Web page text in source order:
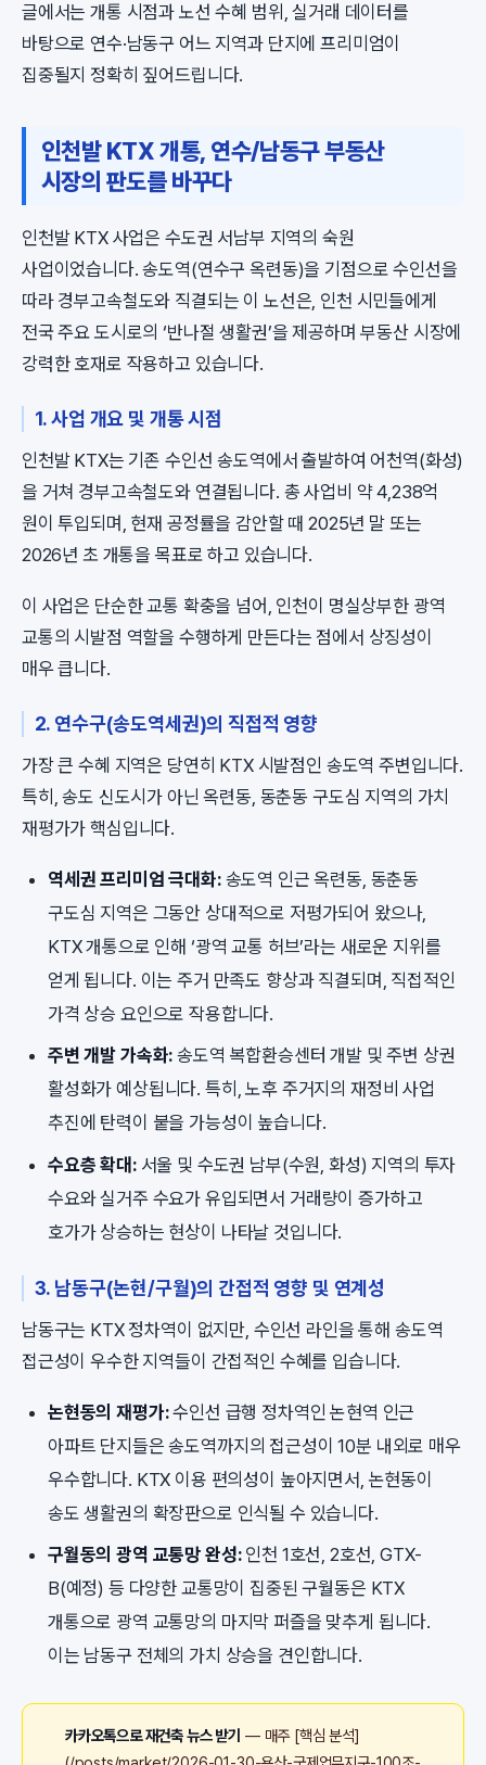
글에서는 개통 시점과 노선 수혜 범위, 실거래 데이터를
바탕으로 연수·남동구 어느 지역과 단지에 프리미엄이
집중될지 정확히 짚어드립니다.
인천발 KTX 개통, 연수/남동구 부동산
시장의 판도를 바꾸다
인천발 KTX 사업은 수도권 서남부 지역의 숙원
사업이었습니다. 송도역(연수구 옥련동)을 기점으로 수인선을
따라 경부고속철도와 직결되는 이 노선은, 인천 시민들에게
전국 주요 도시로의 ‘반나절 생활권’을 제공하며 부동산 시장에
강력한 호재로 작용하고 있습니다.
1. 사업 개요 및 개통 시점
인천발 KTX는 기존 수인선 송도역에서 출발하여 어천역(화성)
을 거쳐 경부고속철도와 연결됩니다. 총 사업비 약 4,238억
원이 투입되며, 현재 공정률을 감안할 때 2025년 말 또는
2026년 초 개통을 목표로 하고 있습니다.
이 사업은 단순한 교통 확충을 넘어, 인천이 명실상부한 광역
교통의 시발점 역할을 수행하게 만든다는 점에서 상징성이
매우 큽니다.
2. 연수구(송도역세권)의 직접적 영향
가장 큰 수혜 지역은 당연히 KTX 시발점인 송도역 주변입니다.
특히, 송도 신도시가 아닌 옥련동, 동춘동 구도심 지역의 가치
재평가가 핵심입니다.
역세권 프리미엄 극대화:송도역 인근 옥련동, 동춘동
구도심 지역은 그동안 상대적으로 저평가되어 왔으나,
KTX 개통으로 인해 ‘광역 교통 허브’라는 새로운 지위를
얻게 됩니다. 이는 주거 만족도 향상과 직결되며, 직접적인
가격 상승 요인으로 작용합니다.
주변 개발 가속화: 송도역 복합환승센터 개발 및 주변 상권
활성화가 예상됩니다. 특히, 노후 주거지의 재정비 사업
추진에 탄력이 붙을 가능성이 높습니다.
수요층 확대:서울 및 수도권 남부(수원, 화성) 지역의 투자
수요와 실거주 수요가 유입되면서 거래량이 증가하고
호가가 상승하는 현상이 나타날 것입니다.
3. 남동구(논현/구월)의 간접적 영향 및 연계성
남동구는 KTX 정차역이 없지만, 수인선 라인을 통해 송도역
접근성이 우수한 지역들이 간접적인 수혜를 입습니다.
논현동의 재평가:수인선 급행 정차역인 논현역 인근
아파트 단지들은 송도역까지의 접근성이 10분 내외로 매우
우수합니다. KTX 이용 편의성이 높아지면서, 논현동이
송도 생활권의 확장판으로 인식될 수 있습니다.
구월동의 광역 교통망 완성:인천 1호선, 2호선, GTX-
B(예정) 등 다양한 교통망이 집중된 구월동은 KTX
개통으로 광역 교통망의 마지막 퍼즐을 맞추게 됩니다.
이는 남동구 전체의 가치 상승을 견인합니다.
카카오톡으로 재건축 뉴스 받기 — 매주 [핵심 분석]